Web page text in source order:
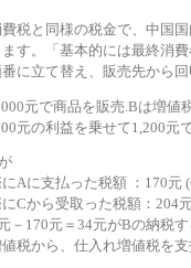
費税と同様の税金で、中国
す。「基本的には最終消
に立て替え、販売先から
元で商品を販売.Bは増値
元の利益を乗せて1,200元
Aに支払った税額 ：170元
Cから受取った税額：204
－170元＝34元がBの納税
値税から、仕入れ増値税を